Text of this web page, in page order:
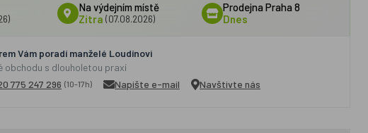
Na výdejním místě
Zítra (07.08.2026)
Prodejna Praha 8
Dnes
Vám poradí manželé Loudínovi
obchodu s dlouholetou praxí
775 247 296 (10-17h) Napište e-mail Navštivte nás